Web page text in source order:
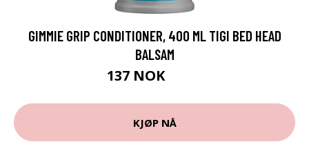
GIMMIE GRIP CONDITIONER, 400 ML TIGI BED HEAD
BALSAM
137 NOK
KJØP NÅ